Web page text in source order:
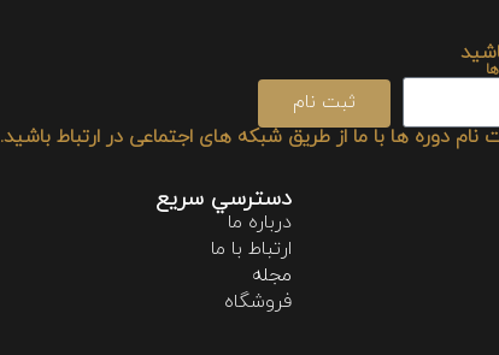
ثبت نام
نام دوره ها با ما از طریق شبکه های اجتماعی در ارتباط باشید.
دسترسي سريع
درباره ما
ارتباط با ما
مجله
فروشگاه